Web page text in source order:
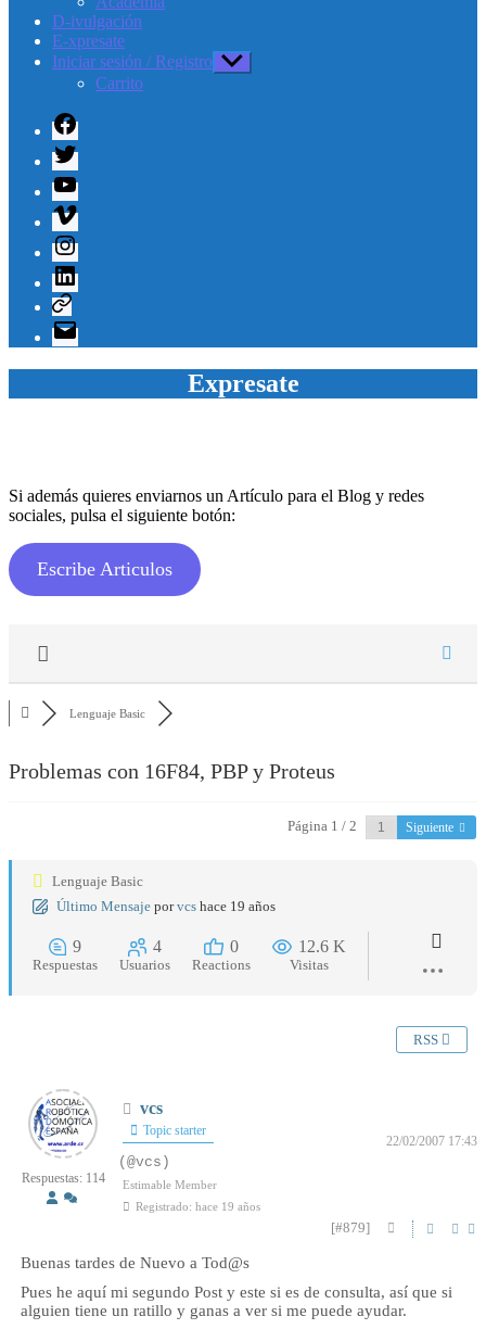
D-ivulgación
E-xpresate
Iniciar sesión / Registro Mostrar
el
Carrito
Facebook
Twitter
Youtube
Vimeo
Instagram
Linkedin
Telegram
Correo
electrónico
Expresate
Si además quieres enviarnos un Artículo para el Blog y redes
sociales, pulsa el siguiente botón:
Escribe Articulos
Lenguaje Basic
Problemas con 16F84, PBP y Proteus
Página 1 / 2 Siguiente
Lenguaje Basic
Último Mensaje por vcs hace 19 años
9
Respuestas
4
Usuarios
0
Reactions
12.6 K
Visitas
RSS
Respuestas: 114
vcs
Topic starter
22/02/2007 17:43
(@vcs)
Estimable Member
Registrado: hace 19 años
[#879]
Buenas tardes de Nuevo a Tod@s
Pues he aquí mi segundo Post y este si es de consulta, así que si
alguien tiene un ratillo y ganas a ver si me puede ayudar.